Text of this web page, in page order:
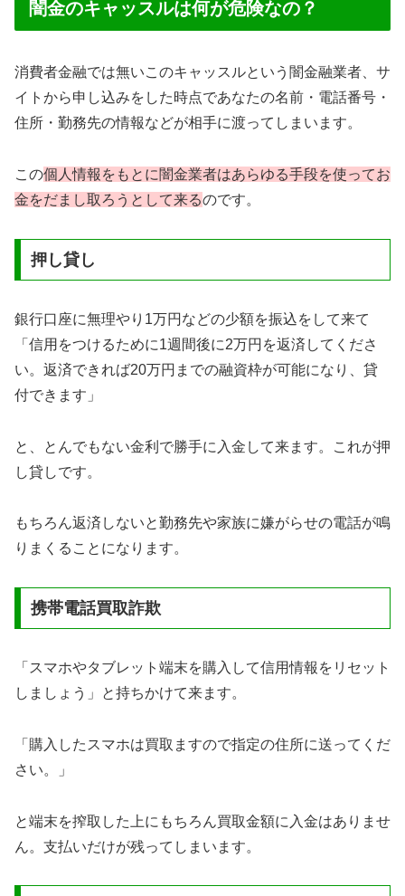
闇金のキャッスルは何が危険なの？
消費者金融では無いこのキャッスルという闇金融業者、サ
イトから申し込みをした時点であなたの名前・電話番号・
住所・勤務先の情報などが相手に渡ってしまいます。
この個人情報をもとに闇金業者はあらゆる手段を使ってお
金をだまし取ろうとして来るのです。
押し貸し
銀行口座に無理やり1万円などの少額を振込をして来て
「信用をつけるために1週間後に2万円を返済してくださ
い。返済できれば20万円までの融資枠が可能になり、貸
付できます」
と、とんでもない金利で勝手に入金して来ます。これが押
し貸しです。
もちろん返済しないと勤務先や家族に嫌がらせの電話が鳴
りまくることになります。
携帯電話買取詐欺
「スマホやタブレット端末を購入して信用情報をリセット
しましょう」と持ちかけて来ます。
「購入したスマホは買取ますので指定の住所に送ってくだ
さい。」
と端末を搾取した上にもちろん買取金額に入金はありませ
ん。支払いだけが残ってしまいます。